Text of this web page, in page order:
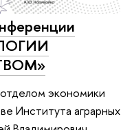
экономики
Института аграрных